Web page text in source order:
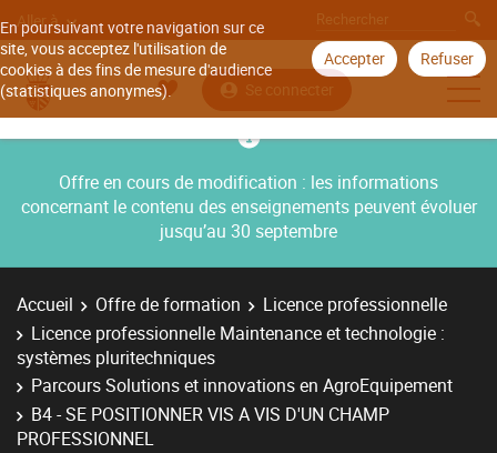
En poursuivant votre navigation sur ce
site, vous acceptez l'utilisation de
cookies à des fins de mesure d'audience
(statistiques anonymes).
Accepter Refuser
Aller à
Se connecter
Offre en cours de modification : les informations
concernant le contenu des enseignements peuvent évoluer
jusqu’au 30 septembre
Accueil Offre de formation
Licence professionnelle
Licence professionnelle Maintenance et technologie :
systèmes pluritechniques
Parcours Solutions et innovations en AgroEquipement
B4 - SE POSITIONNER VIS A VIS D'UN CHAMP
PROFESSIONNEL